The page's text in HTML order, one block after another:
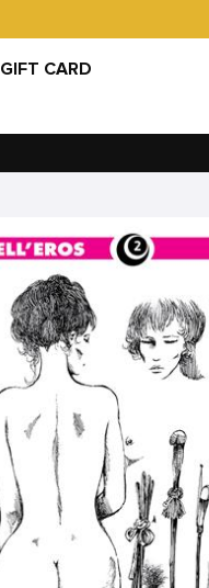
GIFT CARD